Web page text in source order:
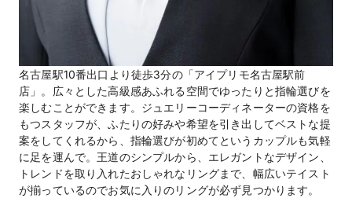
の診断やヒアリングを通して自分の手元の特徴や
似合うフォルムをご提案。一生ものとなる婚約指
輪・結婚指輪を選ぶ基準ができます。プロの知見
から導き出した「本当に似合う」私にぴったりの
おすすめリングをぜひ店頭で体験して。
電話番号 050-5287-9755
公式HP I-PRIMO(アイプリモ)のホームページを見る
名古屋駅前店（直営店）のホームページを見る
名古屋駅10番出口より徒歩3分の「アイプリモ名古屋駅前
店」。広々とした高級感あふれる空間でゆったりと指輪選びを
楽しむことができます。ジュエリーコーディネーターの資格を
もつスタッフが、ふたりの好みや希望を引き出してベストな提
案をしてくれるから、指輪選びが初めてというカップルも気軽
に足を運んで。王道のシンプルから、エレガントなデザイン、
トレンドを取り入れたおしゃれなリングまで、幅広いテイスト
が揃っているのでお気に入りのリングが必ず見つかります。